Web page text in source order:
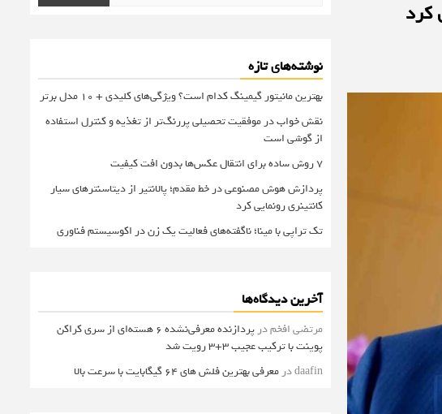
نوشته‌های تازه
بهترین مانیتور گیمینگ کدام است؟ ویژگی‌های کلیدی + 10 مدل برتر
نقش خواب در موفقیت تحصیلی پررنگ‌تر از تغذیه و کنترل استفاده
از گوشی است
۷ روش ساده برای انتقال عکس‌ها بدون افت کیفیت
پردازش هوش مصنوعی در خط مقدم؛ پالانتیر از دیتاسنترهای سیار
کانتینری رونمایی کرد
تک تراپی با مینا؛ ناگفته‌های فعالیت یک زن در اکوسیستم فناوری
آخرین دیدگاه‌ها
مرتضی افخمدر
پردازنده معرفی‌نشده 6 هسته‌ای از سری کراکن
پوینت با ترکیب عجیب 3+3 رویت شد
daafinدر معرفی بهترین فلش های 64 گیگابایت با سرعت بالا